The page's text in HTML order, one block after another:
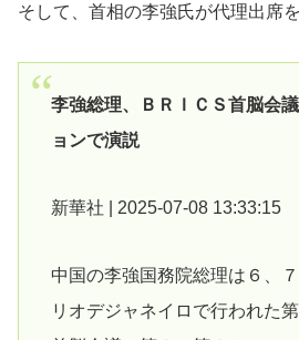
そして、首相の李強氏が代理出席を
李強総理、ＢＲＩＣＳ首脳会
ョンで演説
新華社 | 2025-07-08 13:33:15
中国の李強国務院総理は６、
リオデジャネイロで行われた